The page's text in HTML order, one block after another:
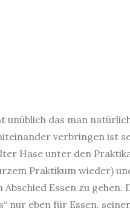
unüblich das man
verbringen ist
Hase unter den
Praktikum wieder)
Essen zu
nur eben für Essen,